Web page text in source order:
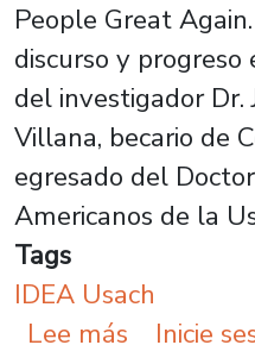
People Great
discurso y progreso
del investigador Dr.
Villana, becario de
egresado del
Americanos de la
Tags
IDEA Usach
Lee más sobre
Inicie